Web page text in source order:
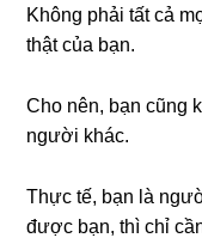
Không phải tất cả
thật của bạn.
Cho nên, bạn cũng
người khác.
Thực tế, bạn là
được bạn, thì chỉ